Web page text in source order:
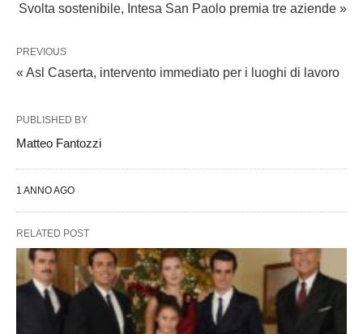
Svolta sostenibile, Intesa San Paolo premia tre aziende »
PREVIOUS
« Asl Caserta, intervento immediato per i luoghi di lavoro
PUBLISHED BY
Matteo Fantozzi
1 ANNO AGO
RELATED POST